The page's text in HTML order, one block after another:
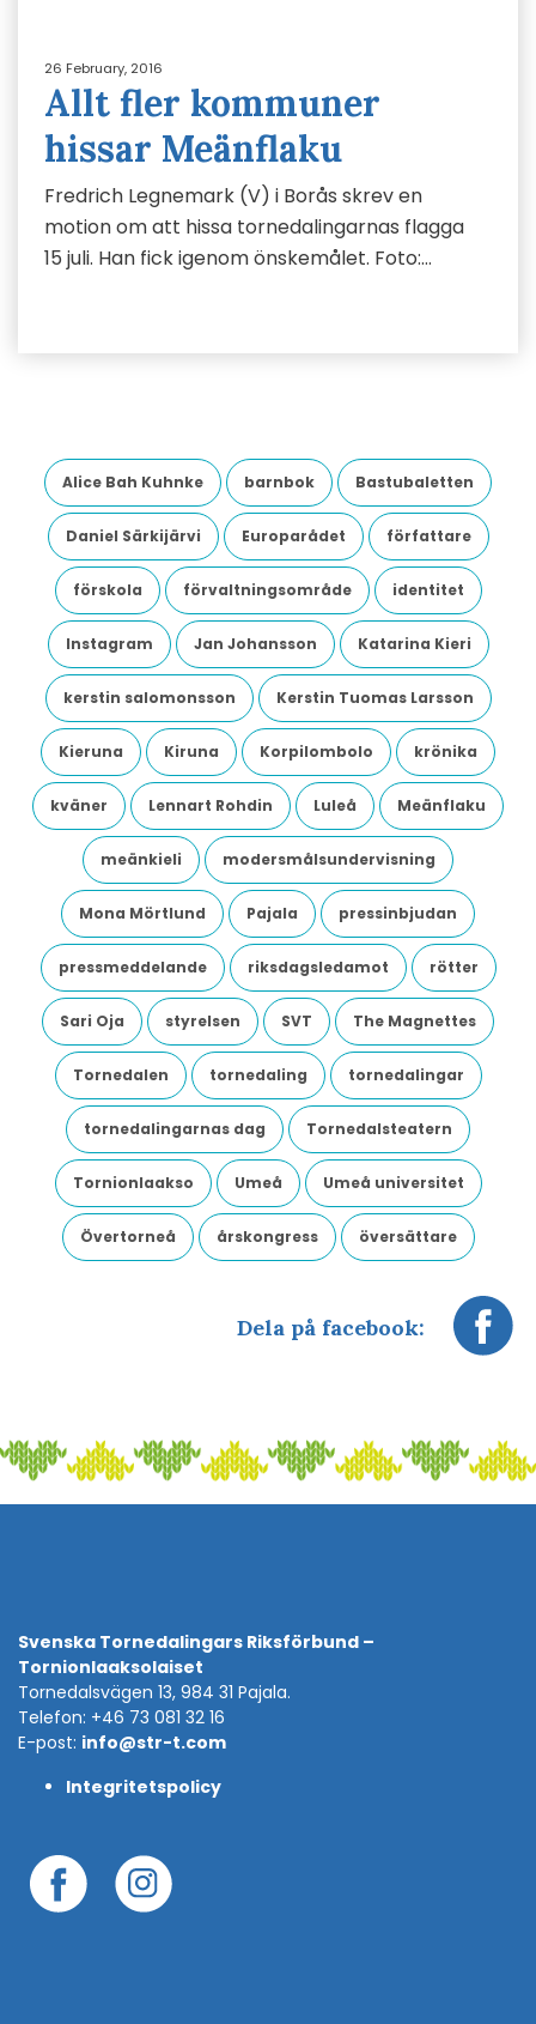
26 February, 2016
Allt fler kommuner
hissar Meänflaku
Fredrich Legnemark (V) i Borås skrev en
motion om att hissa tornedalingarnas flagga
15 juli. Han fick igenom önskemålet. Foto:…
Alice Bah Kuhnke barnbok Bastubaletten
Daniel Särkijärvi Europarådet författare
förskola förvaltningsområde identitet
Instagram Jan Johansson Katarina Kieri
kerstin salomonsson Kerstin Tuomas Larsson
Kieruna Kiruna Korpilombolo krönika
kväner Lennart Rohdin Luleå Meänflaku
meänkieli modersmålsundervisning
Mona Mörtlund Pajala pressinbjudan
pressmeddelande riksdagsledamot rötter
Sari Oja styrelsen SVT The Magnettes
Tornedalen tornedaling tornedalingar
tornedalingarnas dag Tornedalsteatern
Tornionlaakso Umeå Umeå universitet
Övertorneå årskongress översättare
Dela på facebook:
Svenska Tornedalingars Riksförbund –
Tornionlaaksolaiset
Tornedalsvägen 13, 984 31 Pajala.
Telefon: +46 73 081 32 16
E-post: info@str-t.com
Integritetspolicy